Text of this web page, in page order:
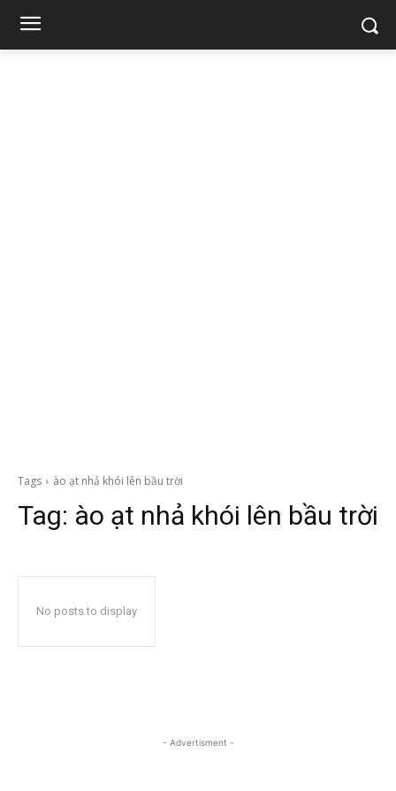
Tags ào ạt nhả khói lên bầu trời
Tag: ào ạt nhả khói lên bầu trời
No posts to display
- Advertisment -